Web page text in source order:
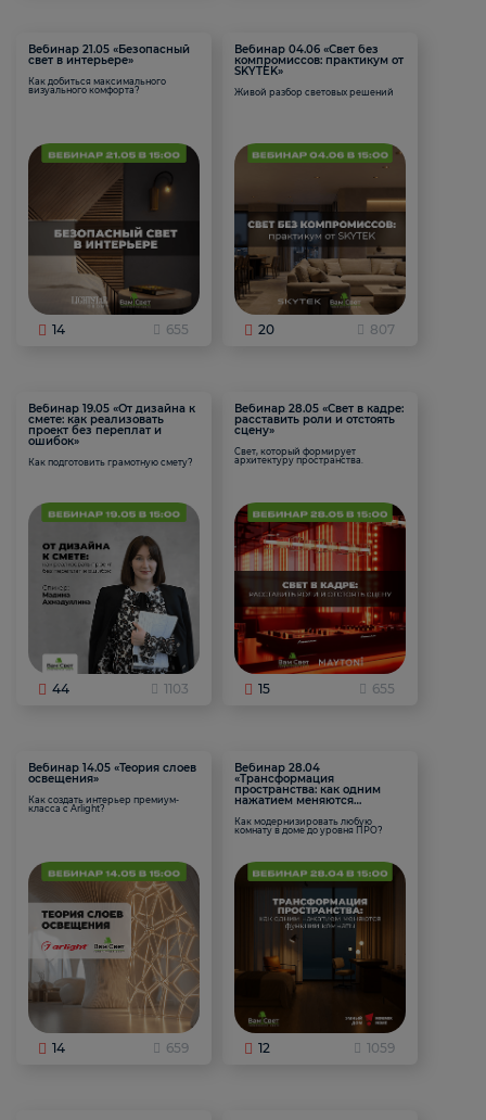
Вебинар 21.05 «Безопасный
свет в интерьере»
Как добиться максимального
визуального комфорта?
14 655
Вебинар 04.06 «Свет без
компромиссов: практикум от
SKYTEK»
Живой разбор световых решений
20 807
Вебинар 19.05 «От дизайна к
смете: как реализовать
проект без переплат и
ошибок»
Как подготовить грамотную смету?
44 1103
Вебинар 28.05 «Свет в кадре:
расставить роли и отстоять
сцену»
Свет, который формирует
архитектуру пространства.
15 655
Вебинар 14.05 «Теория слоев
освещения»
Как создать интерьер премиум-
класса с Arlight?
14 659
Вебинар 28.04
«Трансформация
пространства: как одним
нажатием меняются
Как модернизировать любую
комнату в доме до уровня ПРО?
12 1059